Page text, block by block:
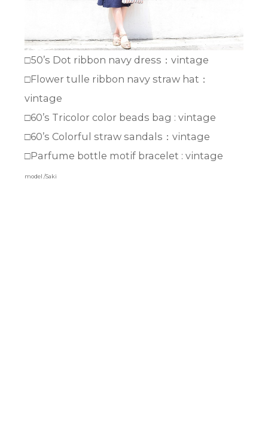
□50’s Dot ribbon navy dress：vintage
□Flower tulle ribbon navy straw hat：
vintage
□60’s Tricolor color beads bag : vintage
□60’s Colorful straw sandals：vintage
□Parfume bottle motif bracelet : vintage
model /Saki